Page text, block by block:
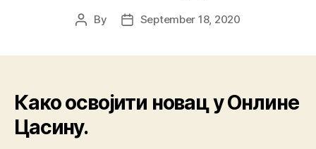
By September 18, 2020
Како освојити новац у Онлине
Цасину.